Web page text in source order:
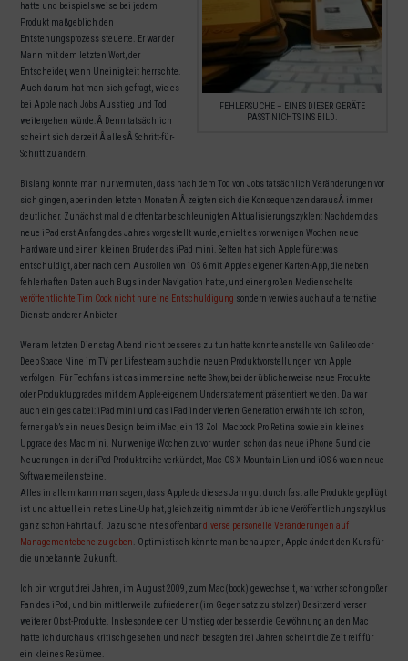
FEHLERSUCHE – EINES DIESER GERÄTE
PASST NICHTS INS BILD.
hatte und beispielsweise bei jedem
Produkt maßgeblich den
Entstehungsprozess steuerte. Er war der
Mann mit dem letzten Wort, der
Entscheider, wenn Uneinigkeit herrschte.
Auch darum hat man sich gefragt, wie es
bei Apple nach Jobs Ausstieg und Tod
weitergehen würde.Â Denn tatsächlich
scheint sich derzeit Â allesÂ Schritt-für-
Schritt zu ändern.
Bislang konnte man nur vermuten, dass nach dem Tod von Jobs tatsächlich Veränderungen vor
sich gingen, aber in den letzten Monaten Â zeigten sich die Konsequenzen darausÂ immer
deutlicher. Zunächst mal die offenbar beschleunigten Aktualisierungszyklen: Nachdem das
neue iPad erst Anfang des Jahres vorgestellt wurde, erhielt es vor wenigen Wochen neue
Hardware und einen kleinen Bruder, das iPad mini. Selten hat sich Apple für etwas
entschuldigt, aber nach dem Ausrollen von iOS 6 mit Apples eigener Karten-App, die neben
fehlerhaften Daten auch Bugs in der Navigation hatte, und einer großen Medienschelte
veröffentlichte Tim Cook nicht nur eine Entschuldigung sondern verwies auch auf alternative
Dienste anderer Anbieter.
Wer am letzten Dienstag Abend nicht besseres zu tun hatte konnte anstelle von Galileo oder
Deep Space Nine im TV per Lifestream auch die neuen Produktvorstellungen von Apple
verfolgen. Für Techfans ist das immer eine nette Show, bei der üblicherweise neue Produkte
oder Produktupgrades mit dem Apple-eigenem Understatement präsentiert werden. Da war
auch einiges dabei: iPad mini und das iPad in der vierten Generation erwähnte ich schon,
ferner gab’s ein neues Design beim iMac, ein 13 Zoll Macbook Pro Retina sowie ein kleines
Upgrade des Mac mini. Nur wenige Wochen zuvor wurden schon das neue iPhone 5 und die
Neuerungen in der iPod Produktreihe verkündet, Mac OS X Mountain Lion und iOS 6 waren neue
Softwaremeilensteine.
Alles in allem kann man sagen, dass Apple da dieses Jahr gut durch fast alle Produkte gepflügt
ist und aktuell ein nettes Line-Up hat, gleichzeitig nimmt der übliche Veröffentlichungszyklus
ganz schön Fahrt auf. Dazu scheint es offenbardiverse personelle Veränderungen auf
Managementebene zu geben. Optimistisch könnte man behaupten, Apple ändert den Kurs für
die unbekannte Zukunft.
Ich bin vor gut drei Jahren, im August 2009, zum Mac(book) gewechselt, war vorher schon großer
Fan des iPod, und bin mittlerweile zufriedener (im Gegensatz zu stolzer) Besitzer diverser
weiterer Obst-Produkte. Insbesondere den Umstieg oder besser die Gewöhnung an den Mac
hatte ich durchaus kritisch gesehen und nach besagten drei Jahren scheint die Zeit reif für
ein kleines Resümee.